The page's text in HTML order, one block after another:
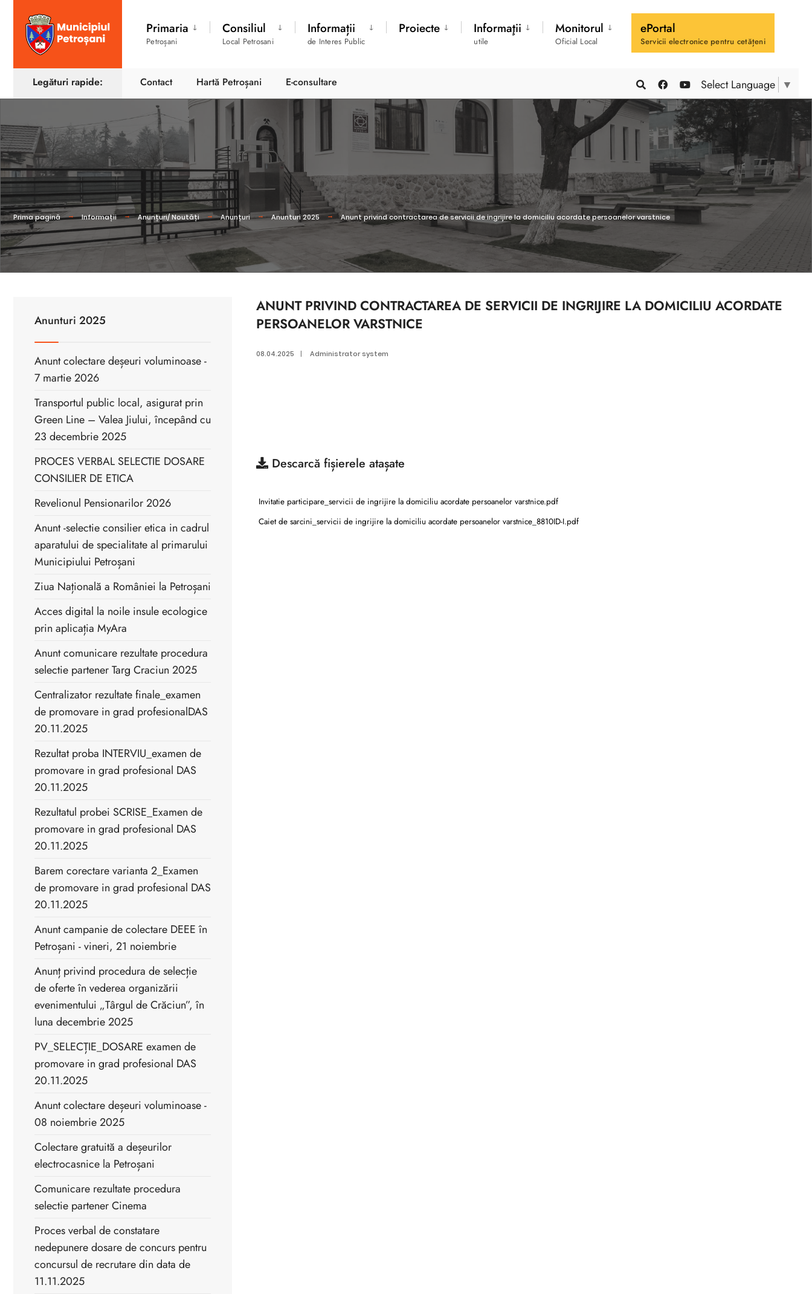
Primaria
Petroșani
Consiliul
Local Petrosani
Informații
de Interes Public
Proiecte Informaţii
utile
Monitorul
Oficial Local
ePortal
Servicii electronice pentru cetățeni
Select Language ▼
Legături rapide: Contact Hartă Petroșani E-consultare
Prima pagină Informații Anunțuri/ Noutăți Anunțuri Anunturi 2025 Anunt privind contractarea de servicii de ingrijire la domiciliu acordate persoanelor varstnice
ANUNT PRIVIND CONTRACTAREA DE SERVICII DE INGRIJIRE LA DOMICILIU ACORDATE
PERSOANELOR VARSTNICE
08.04.2025 | Administrator system
Descarcă fișierele atașate
Invitatie participare_servicii de ingrijire la domiciliu acordate persoanelor varstnice.pdf
Caiet de sarcini_servicii de ingrijire la domiciliu acordate persoanelor varstnice_8810ID-I.pdf
Anunturi 2025
Anunt colectare deșeuri voluminoase -
7 martie 2026
Transportul public local, asigurat prin
Green Line – Valea Jiului, începând cu
23 decembrie 2025
PROCES VERBAL SELECTIE DOSARE
CONSILIER DE ETICA
Revelionul Pensionarilor 2026
Anunt -selectie consilier etica in cadrul
aparatului de specialitate al primarului
Municipiului Petroșani
Ziua Națională a României la Petroșani
Acces digital la noile insule ecologice
prin aplicația MyAra
Anunt comunicare rezultate procedura
selectie partener Targ Craciun 2025
Centralizator rezultate finale_examen
de promovare in grad profesionalDAS
20.11.2025
Rezultat proba INTERVIU_examen de
promovare in grad profesional DAS
20.11.2025
Rezultatul probei SCRISE_Examen de
promovare in grad profesional DAS
20.11.2025
Barem corectare varianta 2_Examen
de promovare in grad profesional DAS
20.11.2025
Anunt campanie de colectare DEEE în
Petroșani - vineri, 21 noiembrie
Anunț privind procedura de selecție
de oferte în vederea organizării
evenimentului „Târgul de Crăciun”, în
luna decembrie 2025
PV_SELECȚIE_DOSARE examen de
promovare in grad profesional DAS
20.11.2025
Anunt colectare deșeuri voluminoase -
08 noiembrie 2025
Colectare gratuită a deșeurilor
electrocasnice la Petroșani
Comunicare rezultate procedura
selectie partener Cinema
Proces verbal de constatare
nedepunere dosare de concurs pentru
concursul de recrutare din data de
11.11.2025